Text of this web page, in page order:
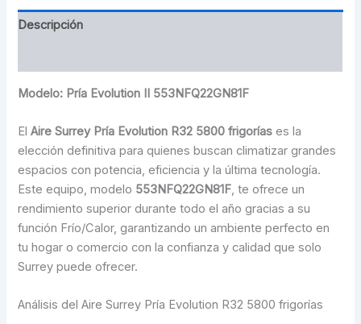
Descripción
Modelo: Pría Evolution II 553NFQ22GN81F
ElAire Surrey Pría Evolution R32 5800 frigorías es la
elección definitiva para quienes buscan climatizar grandes
espacios con potencia, eficiencia y la última tecnología.
Este equipo, modelo 553NFQ22GN81F, te ofrece un
rendimiento superior durante todo el año gracias a su
función Frío/Calor, garantizando un ambiente perfecto en
tu hogar o comercio con la confianza y calidad que solo
Surrey puede ofrecer.
Análisis del Aire Surrey Pría Evolution R32 5800 frigorías